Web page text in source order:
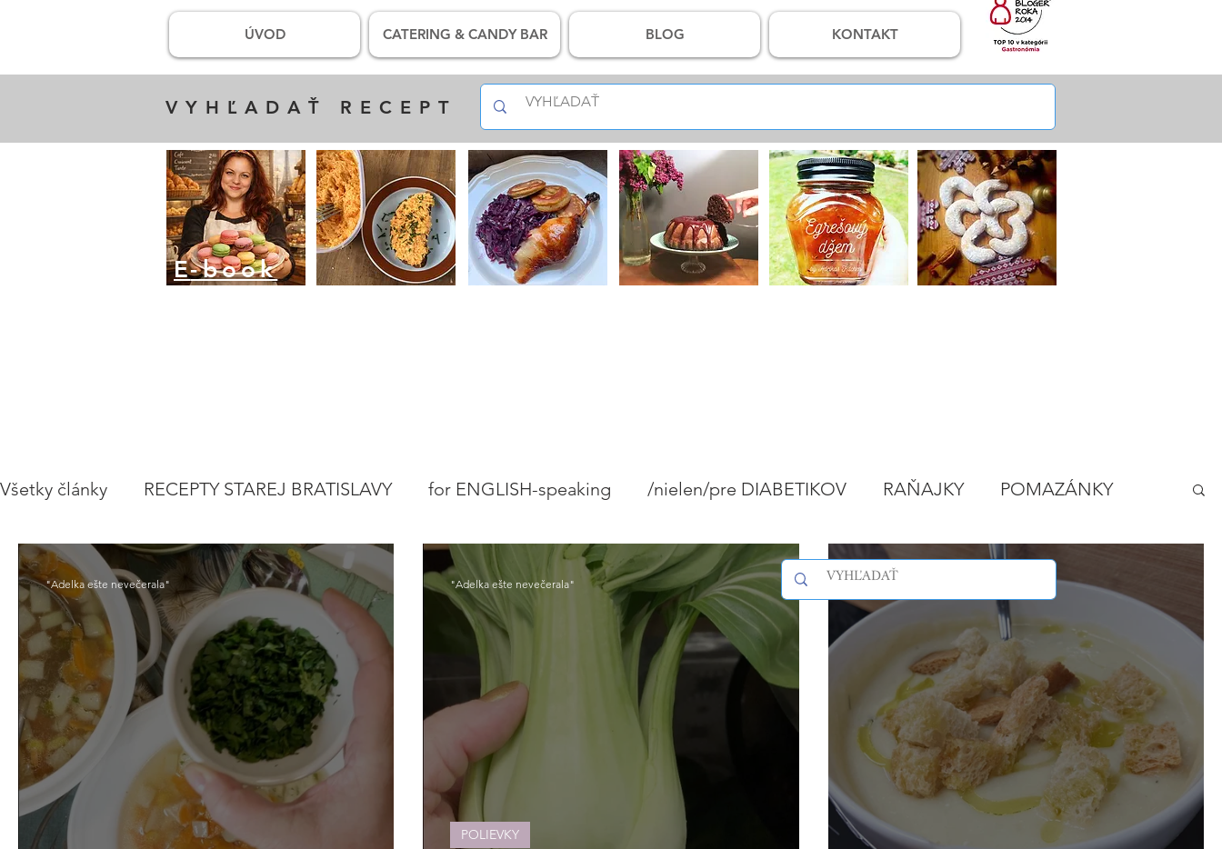
ÚVOD CATERING & CANDY BAR BLOG KONTAKT
VYHĽADAŤ RECEPT
E-book
Všetky články RECEPTY STAREJ BRATISLAVY for ENGLISH-speaking /nielen/pre DIABETIKOV RAŇAJKY POMAZÁNKY
POLIEVKY VEGETARIÁNSKE RECEPTY PEČIVO A KOLÁČE MÄSO/RYBY/MORSKÉ PLODY VEČERA - RÝCHLO A LACNO
ZAVÁRAME VIANOCE A SVIATKY CESTOVANIE DOMÁCNOSŤ Tipy "Ako...?" SPONZOROVANÉ ČLÁNKY
"Adelka ešte nevečerala"
POLIEVKY
"Adelka ešte nevečerala" "Adelka ešte nevečerala"